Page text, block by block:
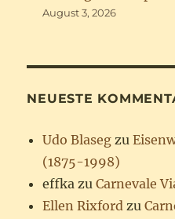
August 3, 2026
NEUESTE
Udo Blaseg zu
(1875-1998)
effka zuCarnevale
Ellen Rixford zu